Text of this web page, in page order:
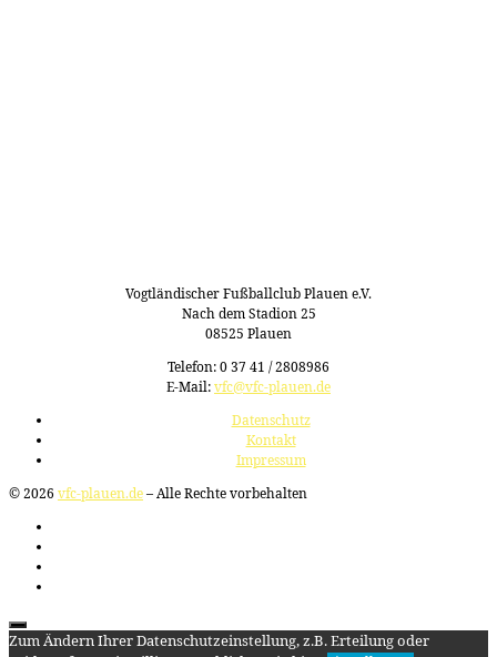
Vogtländischer Fußballclub Plauen e.V.
Nach dem Stadion 25
08525 Plauen
Telefon: 0 37 41 / 2808986
E-Mail:vfc@vfc-plauen.de
Datenschutz
Kontakt
Impressum
© 2026 vfc-plauen.de– Alle Rechte vorbehalten
Zum Ändern Ihrer Datenschutzeinstellung, z.B. Erteilung oder